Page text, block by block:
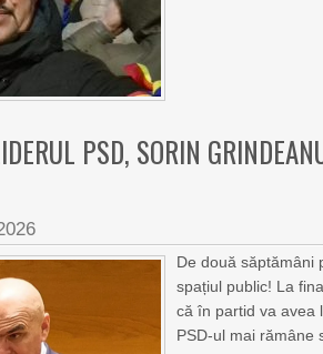
PSD, SORIN
De două săptămâni
spațiul public! La
că în partid va avea
PSD-ul mai rămâne